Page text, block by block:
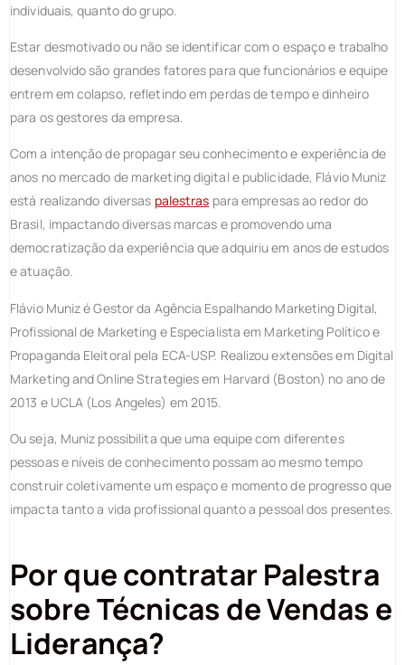
individuais, quanto do grupo.
Estar desmotivado ou não se identificar com o espaço e trabalho
desenvolvido são grandes fatores para que funcionários e equipe
entrem em colapso, refletindo em perdas de tempo e dinheiro
para os gestores da empresa.
Com a intenção de propagar seu conhecimento e experiência de
anos no mercado de marketing digital e publicidade, Flávio Muniz
está realizando diversas palestras para empresas ao redor do
Brasil, impactando diversas marcas e promovendo uma
democratização da experiência que adquiriu em anos de estudos
e atuação.
Flávio Muniz é Gestor da Agência Espalhando Marketing Digital,
Profissional de Marketing e Especialista em Marketing Político e
Propaganda Eleitoral pela ECA-USP. Realizou extensões em Digital
Marketing and Online Strategies em Harvard (Boston) no ano de
2013 e UCLA (Los Angeles) em 2015.
Ou seja, Muniz possibilita que uma equipe com diferentes
pessoas e níveis de conhecimento possam ao mesmo tempo
construir coletivamente um espaço e momento de progresso que
impacta tanto a vida profissional quanto a pessoal dos presentes.
Por que contratar Palestra
sobre Técnicas de Vendas e
Liderança?